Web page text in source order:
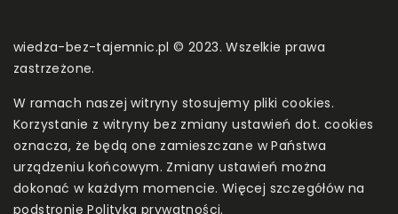
wiedza-bez-tajemnic.pl © 2023. Wszelkie prawa
zastrzeżone.
W ramach naszej witryny stosujemy pliki cookies.
Korzystanie z witryny bez zmiany ustawień dot. cookies
oznacza, że będą one zamieszczane w Państwa
urządzeniu końcowym. Zmiany ustawień można
dokonać w każdym momencie. Więcej szczegółów na
podstroniePolityka prywatności.